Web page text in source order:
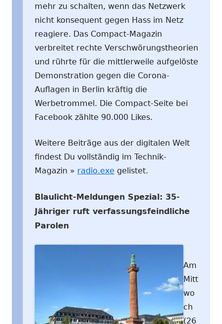
mehr zu schalten, wenn das Netzwerk
nicht konsequent gegen Hass im Netz
reagiere. Das Compact-Magazin
verbreitet rechte Verschwörungstheorien
und rührte für die mittlerweile aufgelöste
Demonstration gegen die Corona-
Auflagen in Berlin kräftig die
Werbetrommel. Die Compact-Seite bei
Facebook zählte 90.000 Likes.
Weitere Beiträge aus der digitalen Welt
findest Du vollständig im Technik-
Magazin » radio.exe gelistet.
Blaulicht-Meldungen Spezial: 35-
Jähriger ruft verfassungsfeindliche
Parolen
Am
Mitt
wo
ch
(26